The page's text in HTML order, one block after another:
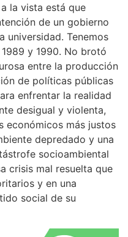
la vista está que
de un gobierno
universidad. Tenemos
y 1990. No brotó
entre la producción
de políticas públicas
enfrentar la realidad
desigual y violenta,
económicos más justos
depredado y una
socioambiental
crisis mal resuelta que
y en una
social de su